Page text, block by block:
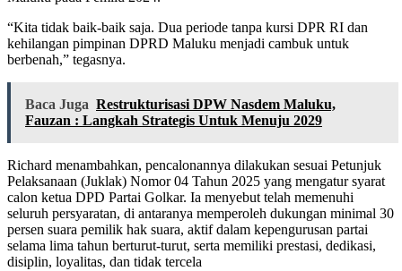
“Kita tidak baik-baik saja. Dua periode tanpa kursi DPR RI dan
kehilangan pimpinan DPRD Maluku menjadi cambuk untuk
berbenah,” tegasnya.
Baca Juga Restrukturisasi DPW Nasdem Maluku,
Fauzan : Langkah Strategis Untuk Menuju 2029
Richard menambahkan, pencalonannya dilakukan sesuai Petunjuk
Pelaksanaan (Juklak) Nomor 04 Tahun 2025 yang mengatur syarat
calon ketua DPD Partai Golkar. Ia menyebut telah memenuhi
seluruh persyaratan, di antaranya memperoleh dukungan minimal 30
persen suara pemilik hak suara, aktif dalam kepengurusan partai
selama lima tahun berturut-turut, serta memiliki prestasi, dedikasi,
disiplin, loyalitas, dan tidak tercela